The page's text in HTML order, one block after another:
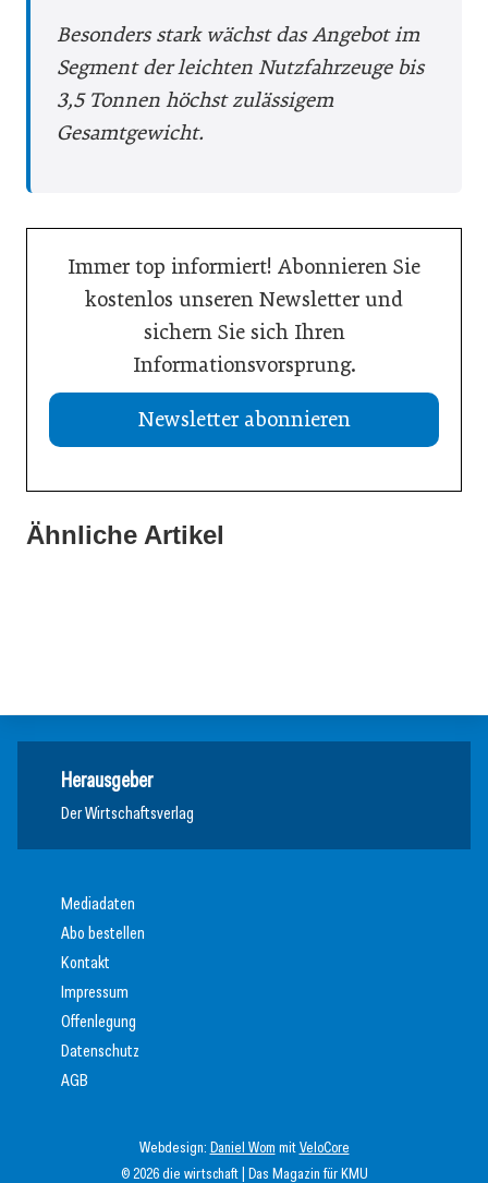
Besonders stark wächst das Angebot im
Segment der leichten Nutzfahrzeuge bis
3,5 Tonnen höchst zulässigem
Gesamtgewicht.
Immer top informiert! Abonnieren Sie
kostenlos unseren Newsletter und
sichern Sie sich Ihren
Informationsvorsprung.
Newsletter abonnieren
Ähnliche Artikel
13. Juli 2026
Was Handwerksbetriebe jetzt für ihre Online-Sichtbarkeit
Herausgeber
Der Wirtschaftsverlag
© 2026 die wirtschaft | Das Magazin für KMU
Webdesign: Daniel Wom mitVeloCore
Mediadaten
Abo bestellen
Kontakt
Impressum
Offenlegung
Datenschutz
AGB